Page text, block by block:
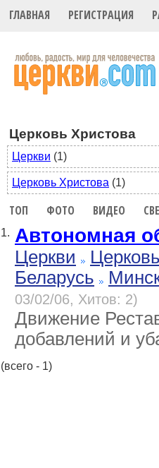
ГЛАВНАЯ РЕГИСТРАЦИЯ
Церковь Христова
Церкви (1)
Церковь Христова (1)
ТОП ФОТО ВИДЕО
1. Автономная
Церкви
Беларусь
03/02/06, Хитов: 2)
Движение
добавлений и
(всего - 1)